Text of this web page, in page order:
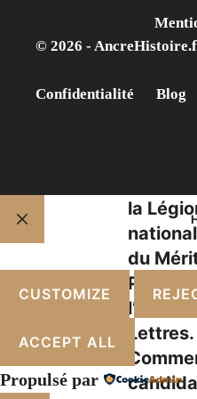
’, () => {
Questions
la
du
l’
Lettres.
© 2026 -
Confidentialité Blog
FERMER
CUSTOMIZE
ACCEPT ALL
Propulsé par